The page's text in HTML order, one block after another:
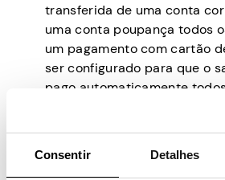
Consentir Detalhes
transferida de uma conta
uma conta poupança todos
um pagamento com cartão
ser configurado para que o
pago automaticamente
Essa abordagem pode
suas contas em dia, atingir
economia e pagar suas